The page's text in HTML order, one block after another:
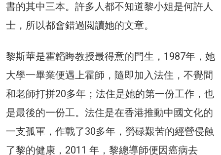
書的其中三本。許多人都不知道黎小姐是何許人
士，所以都會錯過閲讀她的文章。
黎斯華是霍韜晦教授最得意的門生，1987年，她
大學一畢業便遇上霍師，隨即加入法住，不覺間
和老師打拼20多年；法住是她的第一份工作，也
是最後的一份工。法住是在香港推動中國文化的
一支孤軍，作戰了30多年，勞碌艱苦的經營侵蝕
了黎的健康，2011 年，黎總導師便因癌病去